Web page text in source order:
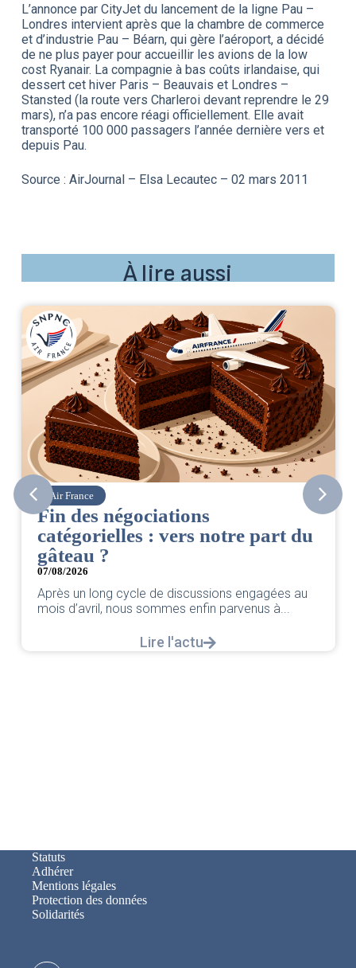
L’annonce par CityJet du lancement de la ligne Pau –
Londres intervient après que la chambre de commerce
et d’industrie Pau – Béarn, qui gère l’aéroport, a décidé
de ne plus payer pour accueillir les avions de la low
cost Ryanair. La compagnie à bas coûts irlandaise, qui
dessert cet hiver Paris – Beauvais et Londres –
Stansted (la route vers Charleroi devant reprendre le 29
mars), n’a pas encore réagi officiellement. Elle avait
transporté 100 000 passagers l’année dernière vers et
depuis Pau.
Source : AirJournal – Elsa Lecautec – 02 mars 2011
À lire aussi
Air France
Fin des négociations
catégorielles : vers notre part du
gâteau ?
07/08/2026
Après un long cycle de discussions engagées au
mois d’avril, nous sommes enfin parvenus à...
Lire l'actu
Statuts
Adhérer
Mentions légales
Protection des données
Solidarités